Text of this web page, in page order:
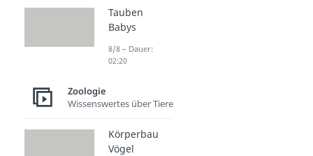
Tauben
Babys
8/8 – Dauer:
02:20
Zoologie
Wissenswertes über Tiere
Körperbau
Vögel